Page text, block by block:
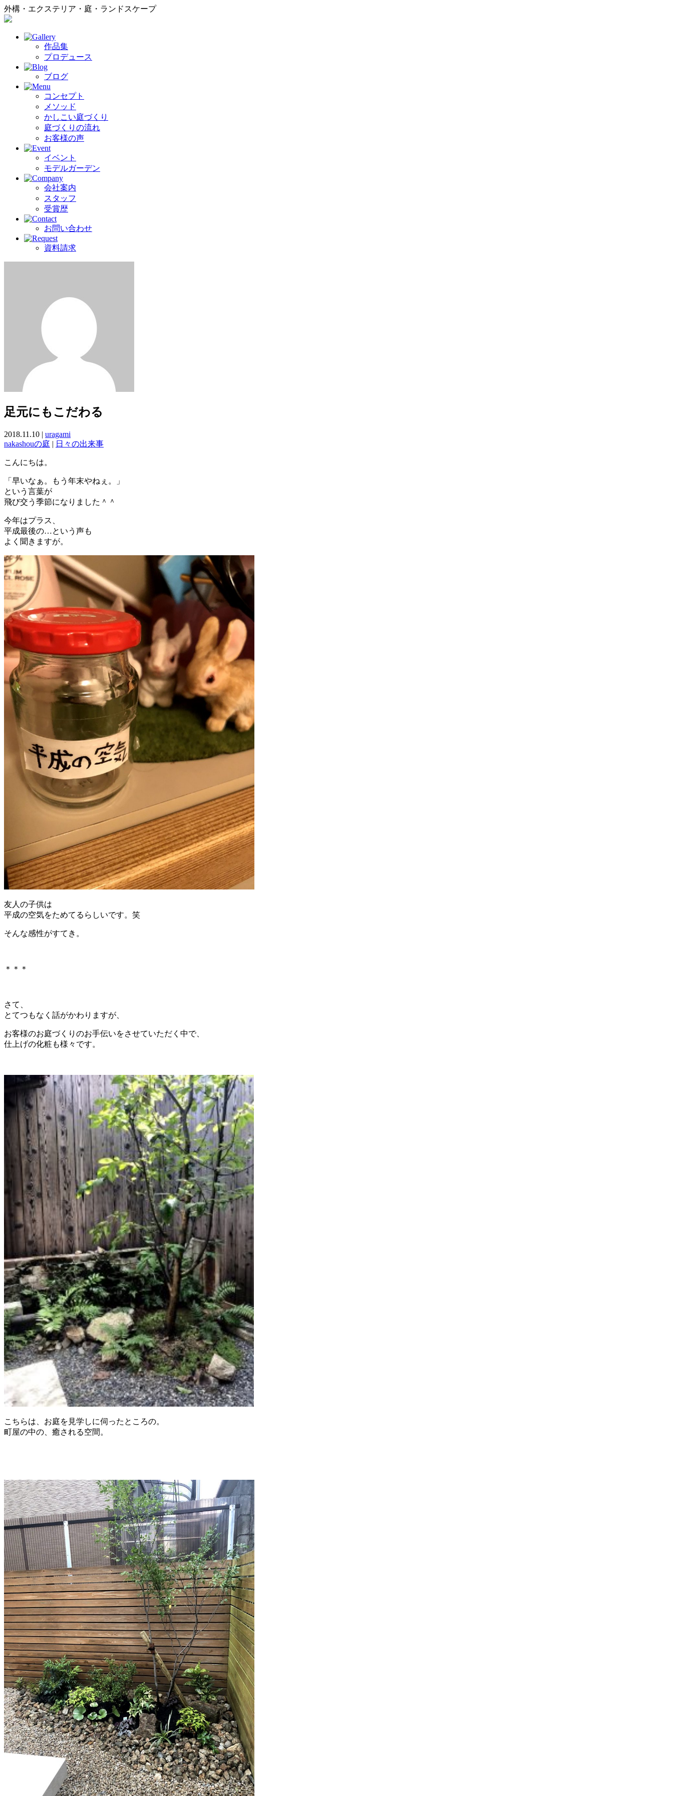
外構・エクステリア・庭・ランドスケープ
作品集
プロデュース
ブログ
コンセプト
メソッド
かしこい庭づくり
庭づくりの流れ
お客様の声
イベント
モデルガーデン
会社案内
スタッフ
受賞歴
お問い合わせ
資料請求
足元にもこだわる
2018.11.10 | uragami
nakashouの庭 | 日々の出来事
こんにちは。
「早いなぁ。もう年末やねぇ。」
という言葉が
飛び交う季節になりました＾＾
今年はプラス、
平成最後の…という声も
よく聞きますが。
友人の子供は
平成の空気をためてるらしいです。笑
そんな感性がすてき。
＊＊＊
さて、
とてつもなく話がかわりますが、
お客様のお庭づくりのお手伝いをさせていただく中で、
仕上げの化粧も様々です。
こちらは、お庭を見学しに伺ったところの。
町屋の中の、癒される空間。